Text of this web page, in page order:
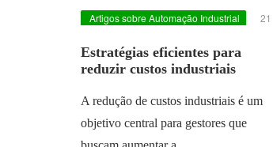
Artigos sobre Automação Industrial
21
Estratégias eficientes para
reduzir custos industriais
A redução de custos industriais é um
objetivo central para gestores que